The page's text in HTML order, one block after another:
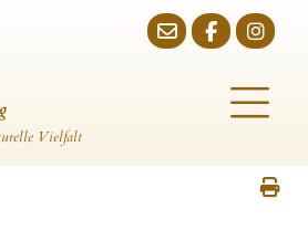
Vielfalt